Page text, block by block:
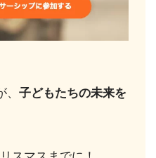
子どもたちの未来を